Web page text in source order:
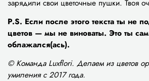
зарядили свои цветочные пушки. Твоя
P.S. Если после этого текста ты не
цветов — мы не виноваты. Это ты
облажался(ась).
© Команда Luxflori. Делаем из цветов
умиления с 2017 года.